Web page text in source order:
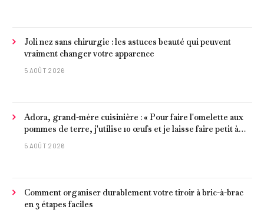
Joli nez sans chirurgie : les astuces beauté qui peuvent
vraiment changer votre apparence
5 AOÛT 2026
Adora, grand-mère cuisinière : « Pour faire l'omelette aux
pommes de terre, j'utilise 10 œufs et je laisse faire petit à
petit »
5 AOÛT 2026
Comment organiser durablement votre tiroir à bric-à-brac
en 3 étapes faciles